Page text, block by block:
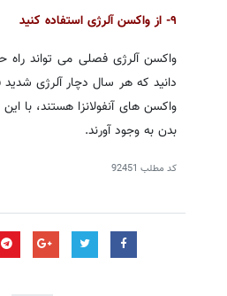
۹- از واکسن آلرژی استفاده کنید
واکسن آلرژی فصلی می تواند
دانید که هر سال دچار آلرژی
واکسن های آنفولانزا هستند، با
بدن به وجود آورند.
کد مطلب 92451